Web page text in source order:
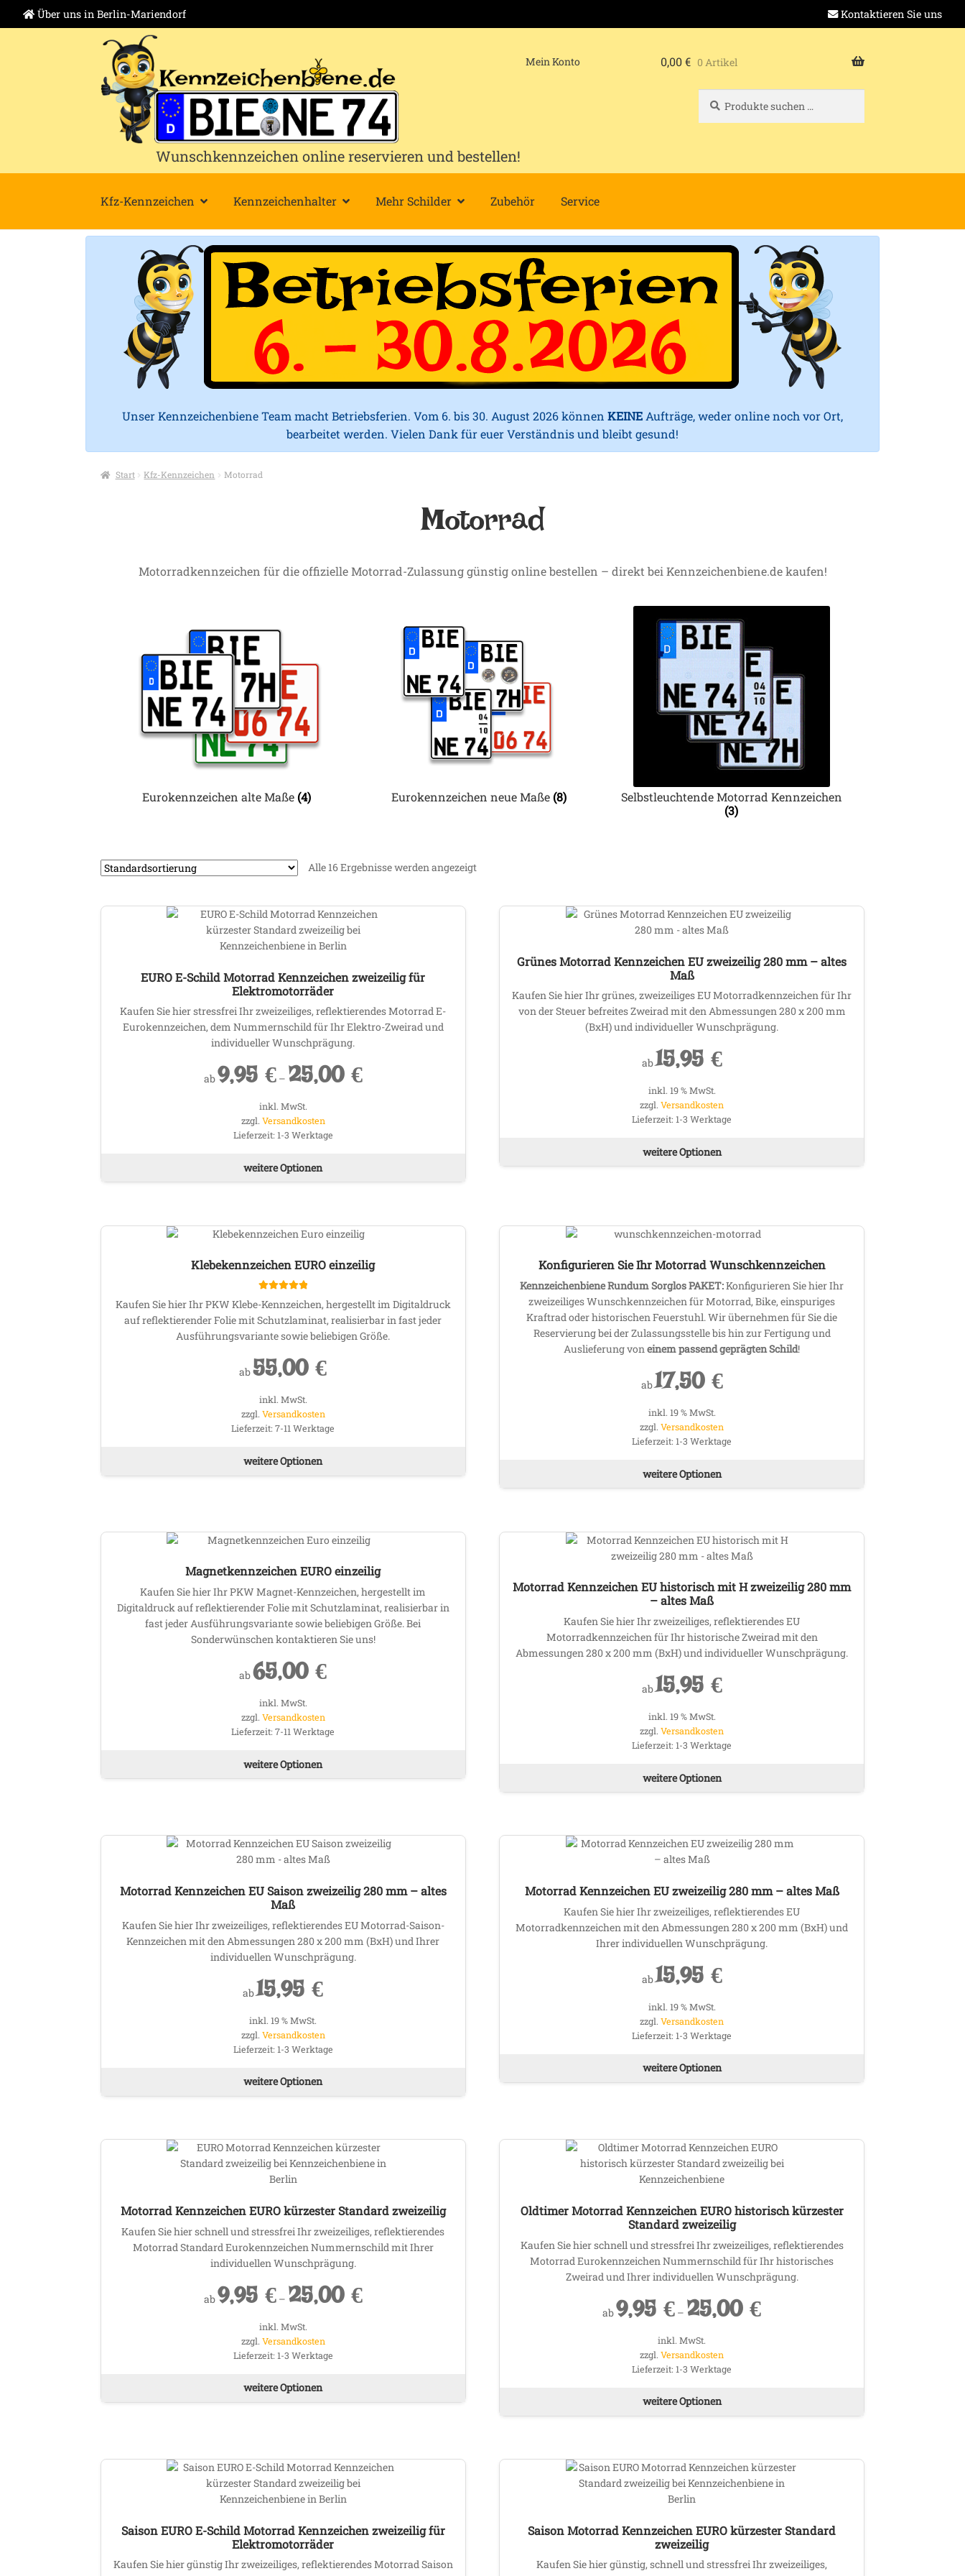
Über uns in Berlin-Mariendorf Kontaktieren Sie uns
Zur
Navigation
springen
Zum
Inhalt
springen
Wunschkennzeichen online reservieren und bestellen!
Mein Konto 0,00€ 0 Artikel
nach:
Kfz-Kennzeichen Kennzeichenhalter Mehr Schilder Zubehör Service
Unser Kennzeichenbiene Team macht Betriebsferien. Vom 6. bis 30. August 2026 können KEINE Aufträge, weder online noch vor Ort,
bearbeitet werden. Vielen Dank für euer Verständnis und bleibt gesund!
Start Kfz-Kennzeichen Motorrad
Motorrad
Motorradkennzeichen für die offizielle Motorrad-Zulassung günstig online bestellen – direkt bei Kennzeichenbiene.de kaufen!
Eurokennzeichen alte Maße (4) Eurokennzeichen neue Maße (8)
Selbstleuchtende Motorrad Kennzeichen
(3)
Alle 16 Ergebnisse werden angezeigt
EURO E-Schild Motorrad Kennzeichen zweizeilig für
Elektromotorräder
Kaufen Sie hier stressfrei Ihr zweizeiliges, reflektierendes Motorrad E-
Eurokennzeichen, dem Nummernschild für Ihr Elektro-Zweirad und
individueller Wunschprägung.
ab9,95€– 25,00€
inkl. MwSt.
zzgl. Versandkosten
Lieferzeit: 1-3 Werktage
weitere Optionen
Produkt
Varianten
Grünes Motorrad Kennzeichen EU zweizeilig 280 mm – altes
Maß
Kaufen Sie hier Ihr grünes, zweizeiliges EU Motorradkennzeichen für Ihr
von der Steuer befreites Zweirad mit den Abmessungen 280 x 200 mm
(BxH) und individueller Wunschprägung.
ab15,95€
inkl. 19 % MwSt.
zzgl.Versandkosten
Lieferzeit: 1-3 Werktage
weitere Optionen
Klebekennzeichen EURO einzeilig
Kaufen Sie hier Ihr PKW Klebe-Kennzeichen, hergestellt im Digitaldruck
auf reflektierender Folie mit Schutzlaminat, realisierbar in fast jeder
Ausführungsvariante sowie beliebigen Größe.
ab55,00€
inkl. MwSt.
zzgl. Versandkosten
Lieferzeit:7-11 Werktage
weitere Optionen
Produkt
auf.
Konfigurieren Sie Ihr Motorrad Wunschkennzeichen
Kennzeichenbiene Rundum Sorglos PAKET:Konfigurieren Sie hier Ihr
zweizeiliges Wunschkennzeichen für Motorrad, Bike, einspuriges
Kraftrad oder historischen Feuerstuhl. Wir übernehmen für Sie die
Reservierung bei der Zulassungsstelle bis hin zur Fertigung und
Auslieferung voneinem passend geprägten Schild!
ab17,50€
inkl. 19 % MwSt.
zzgl.Versandkosten
Lieferzeit: 1-3 Werktage
weitere Optionen
Magnetkennzeichen EURO einzeilig
Kaufen Sie hier Ihr PKW Magnet-Kennzeichen, hergestellt im
Digitaldruck auf reflektierender Folie mit Schutzlaminat, realisierbar in
fast jeder Ausführungsvariante sowie beliebigen Größe. Bei
Sonderwünschen kontaktieren Sie uns!
ab65,00€
inkl. MwSt.
zzgl. Versandkosten
Lieferzeit:7-11 Werktage
weitere Optionen
Produkt
auf.
Produktseite
Motorrad Kennzeichen EU historisch mit H zweizeilig 280 mm
– altes Maß
Kaufen Sie hier Ihr zweizeiliges, reflektierendes EU
Motorradkennzeichen für Ihr historische Zweirad mit den
Abmessungen 280 x 200 mm (BxH) und individueller Wunschprägung.
ab15,95€
inkl. 19 % MwSt.
zzgl.Versandkosten
Lieferzeit: 1-3 Werktage
weitere Optionen
Motorrad Kennzeichen EU Saison zweizeilig 280 mm – altes
Maß
Kaufen Sie hier Ihr zweizeiliges, reflektierendes EU Motorrad-Saison-
Kennzeichen mit den Abmessungen 280 x 200 mm (BxH) und Ihrer
individuellen Wunschprägung.
ab15,95€
inkl. 19 % MwSt.
zzgl. Versandkosten
Lieferzeit: 1-3 Werktage
weitere Optionen
Motorrad Kennzeichen EU zweizeilig 280 mm – altes Maß
Kaufen Sie hier Ihr zweizeiliges, reflektierendes EU
Motorradkennzeichen mit den Abmessungen 280 x 200 mm (BxH) und
Ihrer individuellen Wunschprägung.
ab15,95€
inkl. 19 % MwSt.
zzgl.Versandkosten
Lieferzeit: 1-3 Werktage
weitere Optionen
Motorrad Kennzeichen EURO kürzester Standard zweizeilig
Kaufen Sie hier schnell und stressfrei Ihr zweizeiliges, reflektierendes
Motorrad Standard Eurokennzeichen Nummernschild mit Ihrer
individuellen Wunschprägung.
ab9,95€– 25,00€
inkl. MwSt.
zzgl. Versandkosten
Lieferzeit: 1-3 Werktage
weitere Optionen
Produkt
auf.
Oldtimer Motorrad Kennzeichen EURO historisch kürzester
Standard zweizeilig
Kaufen Sie hier schnell und stressfrei Ihr zweizeiliges, reflektierendes
Motorrad Eurokennzeichen Nummernschild für Ihr historisches
Zweirad und Ihrer individuellen Wunschprägung.
ab9,95€ – 25,00€
inkl. MwSt.
zzgl.Versandkosten
Lieferzeit: 1-3 Werktage
weitere Optionen
Produkt
Saison EURO E-Schild Motorrad Kennzeichen zweizeilig für
Elektromotorräder
Kaufen Sie hier günstig Ihr zweizeiliges, reflektierendes Motorrad Saison
Saison Motorrad Kennzeichen EURO kürzester Standard
zweizeilig
Kaufen Sie hier günstig, schnell und stressfrei Ihr zweizeiliges,